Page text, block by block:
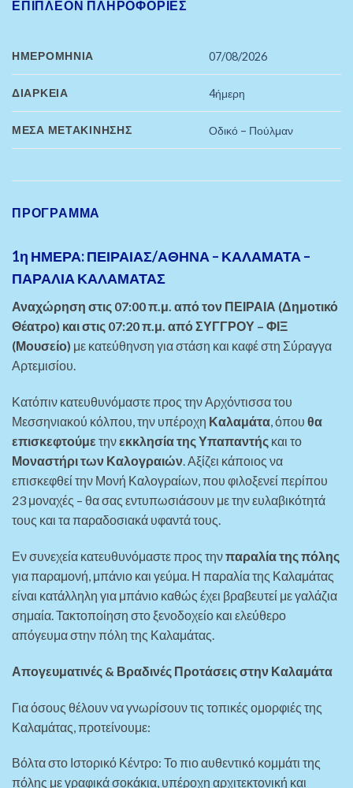
ΕΠΙΠΛΈΟΝ ΠΛΗΡΟΦΟΡΊΕΣ
ΗΜΕΡΟΜΗΝΊΑ 07/08/2026
ΔΙΆΡΚΕΙΑ 4ήμερη
ΜΈΣΑ ΜΕΤΑΚΊΝΗΣΗΣ Οδικό – Πούλμαν
ΠΡΟΓΡΑΜΜΑ
1η ΗΜΕΡΑ: ΠΕΙΡΑΙΑΣ/ΑΘΗΝΑ – ΚΑΛΑΜΑΤΑ –
ΠΑΡΑΛΙΑ ΚΑΛΑΜΑΤΑΣ
Αναχώρηση στις 07:00 π.μ. από τον ΠΕΙΡΑΙΑ (Δημοτικό
Θέατρο) και στις 07:20 π.μ. από ΣΥΓΓΡΟΥ – ΦΙΞ
(Μουσείο) με κατεύθηνση για στάση και καφέ στη Σύραγγα
Αρτεμισίου.
Κατόπιν κατευθυνόμαστε προς την Αρχόντισσα του
Μεσσηνιακού κόλπου, την υπέροχη Καλαμάτα, όπου θα
επισκεφτούμε τηνεκκλησία της Υπαπαντής και το
Μοναστήρι των Καλογραιών. Αξίζει κάποιος να
επισκεφθεί την Μονή Καλογραίων, που φιλοξενεί περίπου
23 μοναχές – θα σας εντυπωσιάσουν με την ευλαβικότητά
τους και τα παραδοσιακά υφαντά τους.
Εν συνεχεία κατευθυνόμαστε προς τηνπαραλία της πόλης
για παραμονή, μπάνιο και γεύμα. Η παραλία της Καλαμάτας
είναι κατάλληλη για μπάνιο καθώς έχει βραβευτεί με γαλάζια
σημαία. Τακτοποίηση στο ξενοδοχείο και ελεύθερο
απόγευμα στην πόλη της Καλαμάτας.
Απογευματινές & Βραδινές Προτάσεις στην Καλαμάτα
Για όσους θέλουν να γνωρίσουν τις τοπικές ομορφιές της
Καλαμάτας, προτείνουμε:
Βόλτα στο Ιστορικό Κέντρο: Το πιο αυθεντικό κομμάτι της
πόλης με γραφικά σοκάκια, υπέροχη αρχιτεκτονική και